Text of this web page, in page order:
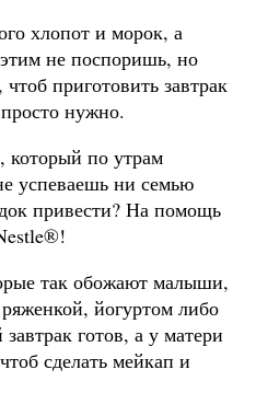
хлопот и морок, а
не поспоришь, но
приготовить завтрак
нужно.
который по утрам
успеваешь ни семью
привести? На помощь
так обожают малыши,
йогуртом либо
готов, а у матери
сделать мейкап и